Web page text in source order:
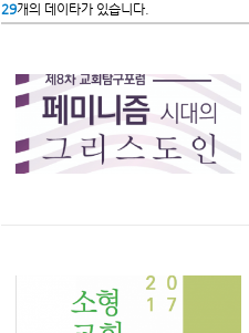
29개의 데이타가 있습니다.